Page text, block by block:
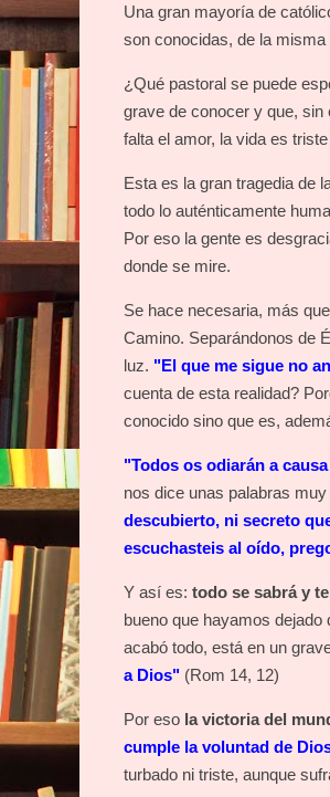
Una gran mayoría de
son conocidas, de la
¿Qué pastoral se puede
grave de conocer y que,
falta el amor, la vida es
Esta es la gran tragedia de
todo lo auténticamente
Por eso la gente es
donde se mire.
Se hace necesaria, más
Camino. Separándonos de
luz. "El que me sigue no
cuenta de esta realidad?
conocido sino que es,
"Todos os odiarán a
nos dice unas palabras
descubierto, ni secreto
escuchasteis al oído,
Y así es: todo se sabrá y
bueno que hayamos
acabó todo, está en un
a Dios" (Rom 14, 12)
Por eso la victoria del
cumple la voluntad de
turbado ni triste, aunque